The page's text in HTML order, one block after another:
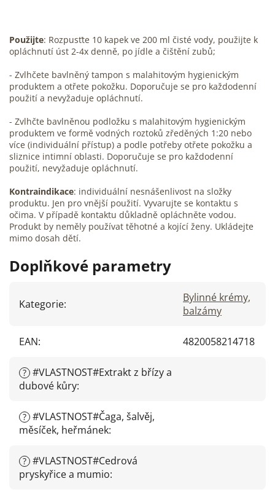
Použijte: Rozpusťte 10 kapek ve 200 ml čisté vody, použijte k
opláchnutí úst 2-4x denně, po jídle a čištění zubů;
- Zvlhčete bavlněný tampon s malahitovým hygienickým
produktem a otřete pokožku. Doporučuje se pro každodenní
použití a nevyžaduje opláchnutí.
- Zvlhčte bavlněnou podložku s malahitovým hygienickým
produktem ve formě vodných roztoků zředěných 1:20 nebo
více (individuální přístup) a podle potřeby otřete pokožku a
sliznice intimní oblasti. Doporučuje se pro každodenní
použití, nevyžaduje opláchnutí.
Kontraindikace: individuální nesnášenlivost na složky
produktu. Jen pro vnější použití. Vyvarujte se kontaktu s
očima. V případě kontaktu důkladně opláchněte vodou.
Produkt by neměly používat těhotné a kojící ženy. Ukládejte
mimo dosah dětí.
Doplňkové parametry
Kategorie:
Bylinné krémy,
balzámy
EAN: 4820058214718
? #VLASTNOST#Extrakt z břízy a
dubové kůry:
? #VLASTNOST#Čaga, šalvěj,
měsíček, heřmánek:
? #VLASTNOST#Cedrová
pryskyřice a mumio: